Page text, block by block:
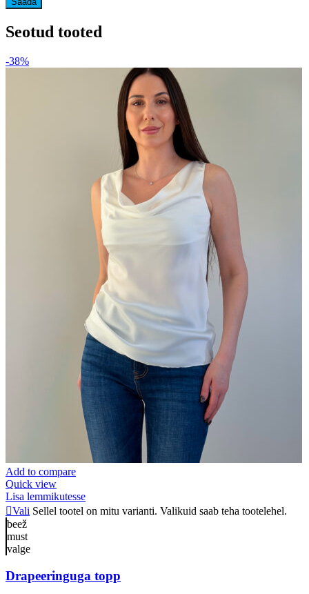
Seotud tooted
-38%
Add to compare
Quick view
Lisa lemmikutesse
Vali Sellel tootel on mitu varianti. Valikuid saab teha tootelehel.
beež
must
valge
Drapeeringuga topp